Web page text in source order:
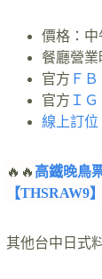
價格：中
餐廳營業
官方 ＦＢ
官方 ＩＧ
線上訂位
🔥🔥 高鐵晚鳥
【THSRAW9】
其他台中日式